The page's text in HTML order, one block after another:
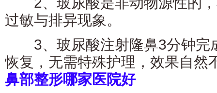
过敏与排异现象。
3、玻尿酸注射隆鼻3分钟完
恢复，无需特殊护理，效果自然
鼻部整形哪家医院好